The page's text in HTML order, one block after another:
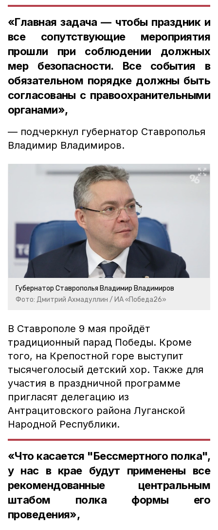
«Главная задача — чтобы праздник и
все сопутствующие мероприятия
прошли при соблюдении должных
мер безопасности. Все события в
обязательном порядке должны быть
согласованы с правоохранительными
органами»,
— подчеркнул губернатор Ставрополья
Владимир Владимиров.
Губернатор Ставрополья Владимир Владимиров
Фото: Дмитрий Ахмадуллин / ИА «Победа26»
В Ставрополе 9 мая пройдёт
традиционный парад Победы. Кроме
того, на Крепостной горе выступит
тысячеголосый детский хор. Также для
участия в праздничной программе
пригласят делегацию из
Антрацитовского района Луганской
Народной Республики.
«Что касается "Бессмертного полка",
у нас в крае будут применены все
рекомендованные центральным
штабом полка формы его
проведения»,